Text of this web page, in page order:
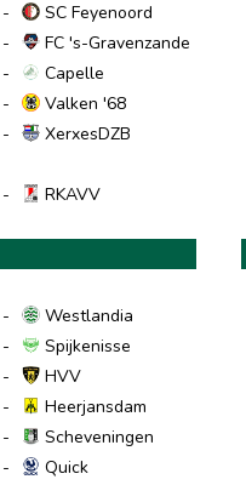
-
SC Feyenoord
-
FC 's-Gravenzande
-
Capelle
-
Valken '68
-
XerxesDZB
- RKAVV
-
Westlandia
-
Spijkenisse
-
HVV
-
Heerjansdam
-
Scheveningen
-
Quick